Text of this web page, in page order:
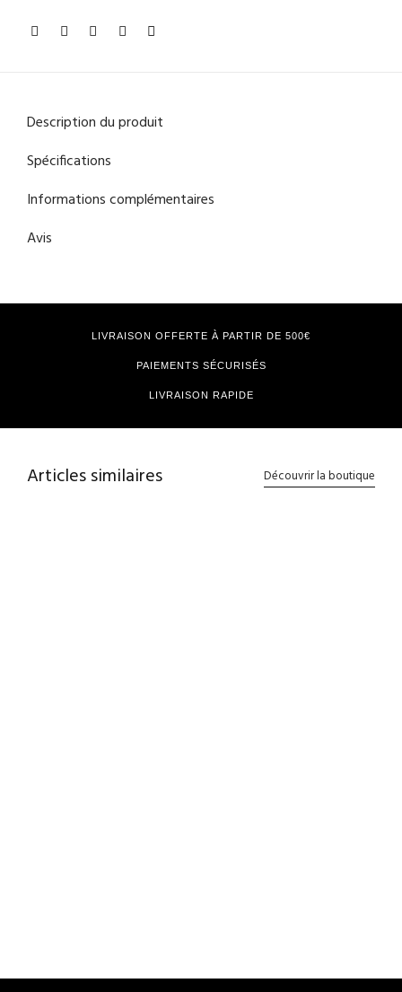
Description du produit
Spécifications
Informations complémentaires
Avis
LIVRAISON OFFERTE À PARTIR DE 500€
PAIEMENTS SÉCURISÉS
LIVRAISON RAPIDE
Articles similaires Découvrir la boutique